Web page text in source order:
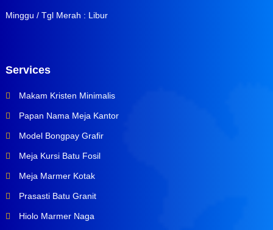
Minggu / Tgl Merah : Libur
Services
Makam Kristen Minimalis
Papan Nama Meja Kantor
Model Bongpay Grafir
Meja Kursi Batu Fosil
Meja Marmer Kotak
Prasasti Batu Granit
Hiolo Marmer Naga